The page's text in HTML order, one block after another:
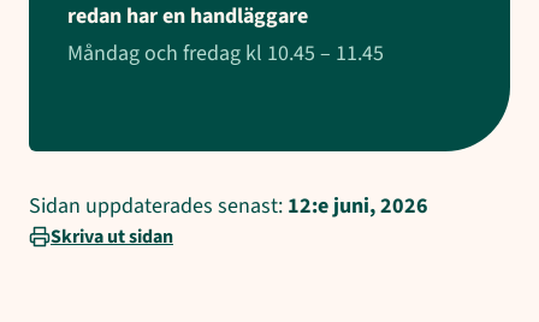
redan har en handläggare
Måndag och fredag kl 10.45 – 11.45
Sidan uppdaterades senast: 12:e juni, 2026
Skriva ut sidan